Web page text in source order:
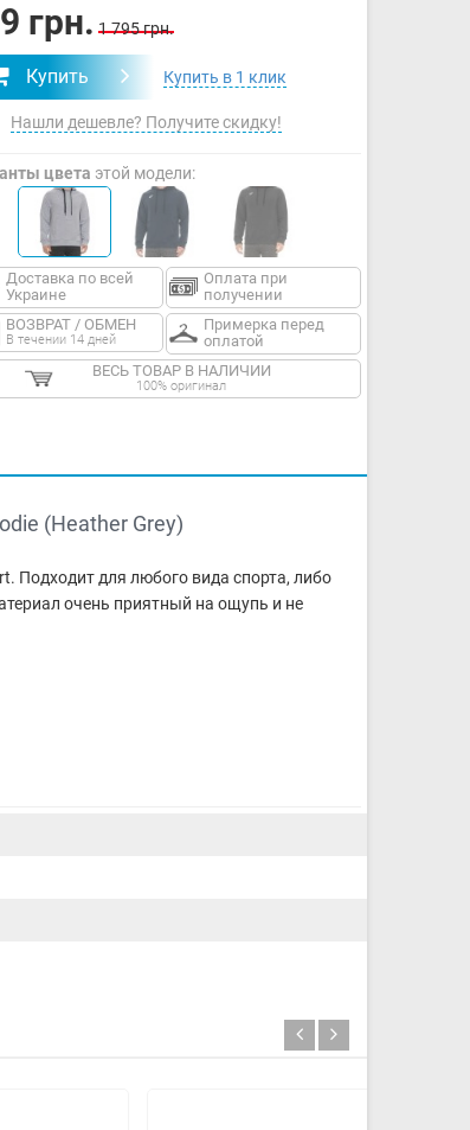
грн. 1 795 грн.
Купить Купить в 1 клик
Нашли дешевле? Получите скидку!
цвета этой модели:
Доставка по всей
Украине
Оплата при
получении
ВОЗВРАТ / ОБМЕН
В течении 14 дней
Примерка перед
оплатой
ВЕСЬ ТОВАР В НАЛИЧИИ
100% оригинал
(Heather Grey)
. Подходит для любого вида спорта, либо
очень приятный на ощупь и не